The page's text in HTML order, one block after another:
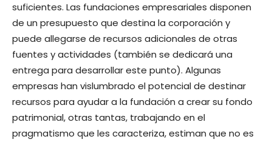
suficientes. Las fundaciones empresariales disponen
de un presupuesto que destina la corporación y
puede allegarse de recursos adicionales de otras
fuentes y actividades (también se dedicará una
entrega para desarrollar este punto). Algunas
empresas han vislumbrado el potencial de destinar
recursos para ayudar a la fundación a crear su fondo
patrimonial, otras tantas, trabajando en el
pragmatismo que les caracteriza, estiman que no es